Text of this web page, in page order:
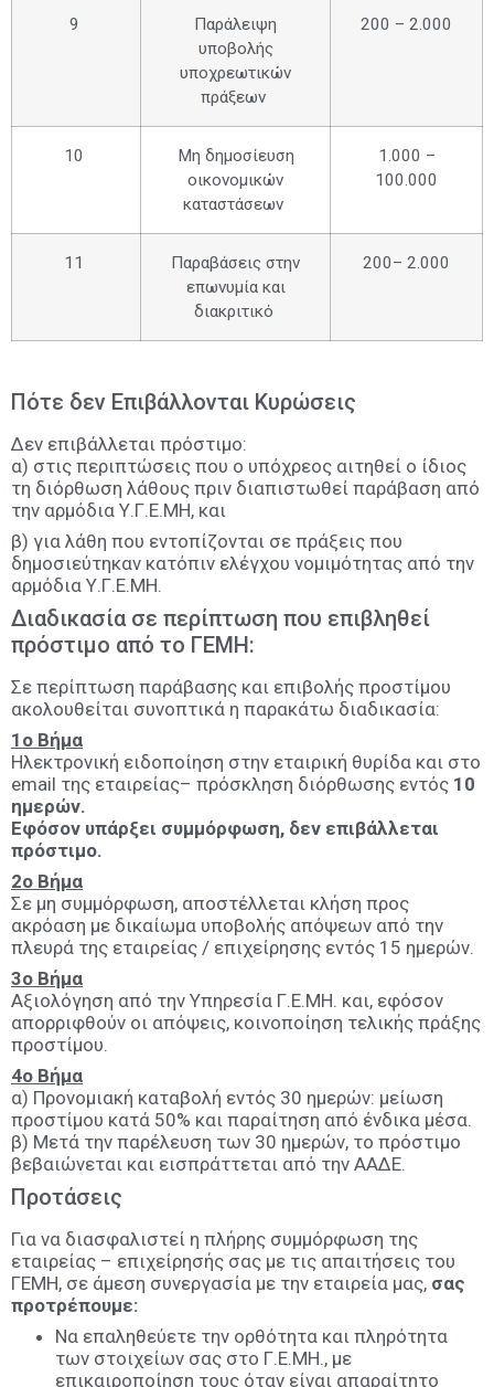
9
Παράλειψη
υποβολής
υποχρεωτικών
πράξεων
200 – 2.000
10
Μη δημοσίευση
οικονομικών
καταστάσεων
1.000 –
100.000
11
Παραβάσεις στην
επωνυμία και
διακριτικό
200– 2.000
Πότε δεν Επιβάλλονται Κυρώσεις
Δεν επιβάλλεται πρόστιμο:
α) στις περιπτώσεις που ο υπόχρεος αιτηθεί ο ίδιος
τη διόρθωση λάθους πριν διαπιστωθεί παράβαση από
την αρμόδια Υ.Γ.Ε.ΜΗ, και
β) για λάθη που εντοπίζονται σε πράξεις που
δημοσιεύτηκαν κατόπιν ελέγχου νομιμότητας από την
αρμόδια Υ.Γ.Ε.ΜΗ.
Διαδικασία σε περίπτωση που επιβληθεί
πρόστιμο από το ΓΕΜΗ:
Σε περίπτωση παράβασης και επιβολής προστίμου
ακολουθείται συνοπτικά η παρακάτω διαδικασία:
1ο Βήμα
Ηλεκτρονική ειδοποίηση στην εταιρική θυρίδα και στο
email της εταιρείας– πρόσκληση διόρθωσης εντός 10
ημερών.
Εφόσον υπάρξει συμμόρφωση, δεν επιβάλλεται
πρόστιμο.
2ο Βήμα
Σε μη συμμόρφωση, αποστέλλεται κλήση προς
ακρόαση με δικαίωμα υποβολής απόψεων από την
πλευρά της εταιρείας / επιχείρησης εντός 15 ημερών.
3ο Βήμα
Αξιολόγηση από την Υπηρεσία Γ.Ε.ΜΗ. και, εφόσον
απορριφθούν οι απόψεις, κοινοποίηση τελικής πράξης
προστίμου.
4ο Βήμα
α) Προνομιακή καταβολή εντός 30 ημερών: μείωση
προστίμου κατά 50% και παραίτηση από ένδικα μέσα.
β) Μετά την παρέλευση των 30 ημερών, το πρόστιμο
βεβαιώνεται και εισπράττεται από την ΑΑΔΕ.
Προτάσεις
Για να διασφαλιστεί η πλήρης συμμόρφωση της
εταιρείας – επιχείρησής σας με τις απαιτήσεις του
ΓΕΜΗ, σε άμεση συνεργασία με την εταιρεία μας, σας
προτρέπουμε:
Να επαληθεύετε την ορθότητα και πληρότητα
των στοιχείων σας στο Γ.Ε.ΜΗ., με
επικαιροποίηση τους όταν είναι απαραίτητο